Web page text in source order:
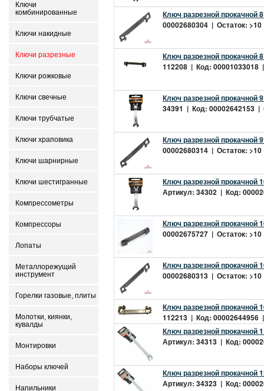
Ключи
комбинированные
Ключи накидные
Ключи разрезные
Ключи рожковые
Ключи свечные
Ключи трубчатые
Ключи храповика
Ключи шарнирные
Ключи шестигранные
Компрессометры
Компрессоры
Лопаты
Металлорежущий
инструмент
Горелки газовые, плиты
Молотки, киянки,
кувалды
Монтировки
Наборы ключей
Напильники
Ключ разрезной прокачной
00002680304 | Остаток:
Ключ разрезной прокачной
112208 | Код: 00001033018
Ключ разрезной прокачной
34391 | Код: 00002642153 |
Ключ разрезной прокачной
00002680314 | Остаток:
Ключ разрезной прокачной
Артикул: 34302 | Код:
Ключ разрезной прокачной
00002675727 | Остаток:
Ключ разрезной прокачной
00002680313 | Остаток:
Ключ разрезной прокачной
112213 | Код: 00002644956
Ключ разрезной прокачной
Артикул: 34313 | Код:
Ключ разрезной прокачной
Артикул: 34323 | Код: